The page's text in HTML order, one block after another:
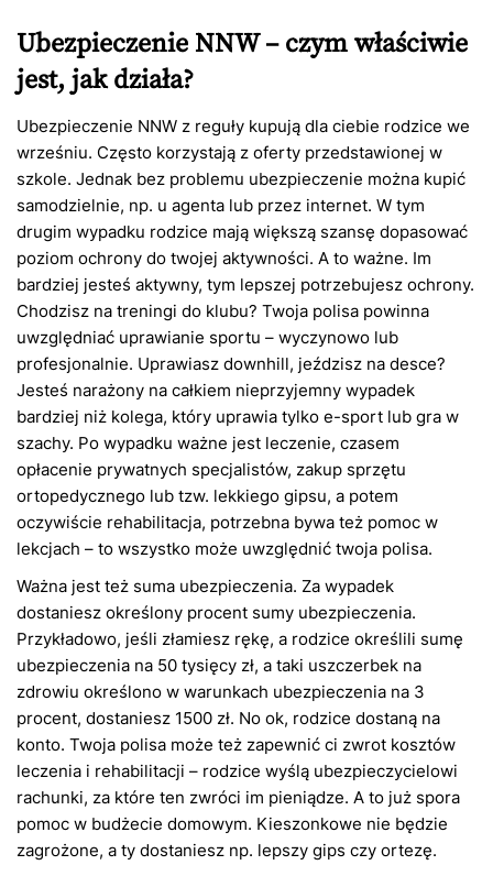
Ubezpieczenie NNW – czym właściwie
jest, jak działa?
Ubezpieczenie NNW z reguły kupują dla ciebie rodzice we
wrześniu. Często korzystają z oferty przedstawionej w
szkole. Jednak bez problemu ubezpieczenie można kupić
samodzielnie, np. u agenta lub przez internet. W tym
drugim wypadku rodzice mają większą szansę dopasować
poziom ochrony do twojej aktywności. A to ważne. Im
bardziej jesteś aktywny, tym lepszej potrzebujesz ochrony.
Chodzisz na treningi do klubu? Twoja polisa powinna
uwzględniać uprawianie sportu – wyczynowo lub
profesjonalnie. Uprawiasz downhill, jeździsz na desce?
Jesteś narażony na całkiem nieprzyjemny wypadek
bardziej niż kolega, który uprawia tylko e-sport lub gra w
szachy. Po wypadku ważne jest leczenie, czasem
opłacenie prywatnych specjalistów, zakup sprzętu
ortopedycznego lub tzw. lekkiego gipsu, a potem
oczywiście rehabilitacja, potrzebna bywa też pomoc w
lekcjach – to wszystko może uwzględnić twoja polisa.
Ważna jest też suma ubezpieczenia. Za wypadek
dostaniesz określony procent sumy ubezpieczenia.
Przykładowo, jeśli złamiesz rękę, a rodzice określili sumę
ubezpieczenia na 50 tysięcy zł, a taki uszczerbek na
zdrowiu określono w warunkach ubezpieczenia na 3
procent, dostaniesz 1500 zł. No ok, rodzice dostaną na
konto. Twoja polisa może też zapewnić ci zwrot kosztów
leczenia i rehabilitacji – rodzice wyślą ubezpieczycielowi
rachunki, za które ten zwróci im pieniądze. A to już spora
pomoc w budżecie domowym. Kieszonkowe nie będzie
zagrożone, a ty dostaniesz np. lepszy gips czy ortezę.